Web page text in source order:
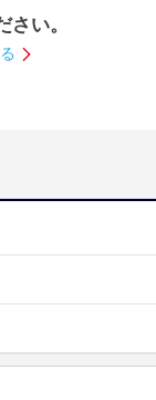
インターンを探す
記事・相談室など
活チャンネル
い。